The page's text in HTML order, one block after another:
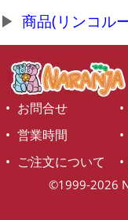
商品(リンコル
お問合せ
営業時間
ご注文について
©1999-2026